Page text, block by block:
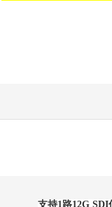
支持1路12G SDI